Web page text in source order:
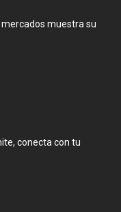
muestra su
conecta con tu